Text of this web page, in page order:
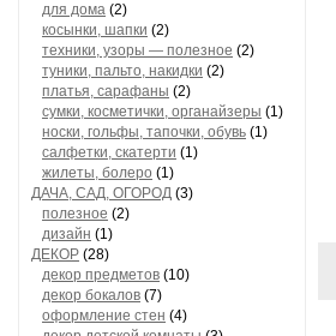
для дома (2)
косынки, шапки (2)
техники, узоры — полезное (2)
туники, пальто, накидки (2)
платья, сарафаны (2)
сумки, косметички, органайзеры (1)
носки, гольфы, тапочки, обувь (1)
салфетки, скатерти (1)
жилеты, болеро (1)
ДАЧА, САД, ОГОРОД (3)
полезное (2)
дизайн (1)
ДЕКОР (28)
декор предметов (10)
декор бокалов (7)
оформление стен (4)